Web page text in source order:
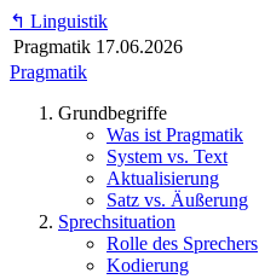
↰ Linguistik
Pragmatik 17.06.2026
Pragmatik
Grundbegriffe
Was ist Pragmatik
System vs. Text
Aktualisierung
Satz vs. Äußerung
Sprechsituation
Rolle des Sprechers
Kodierung